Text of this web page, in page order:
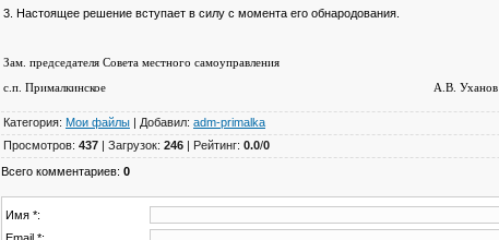
3. Настоящее решение вступает в силу с момента его обнародования.
Зам. председателя Совета местного самоуправления
с.п. Прималкинское А.В. Уханов
Категория: Мои файлы | Добавил: adm-primalka
Просмотров: 437 | Загрузок: 246 | Рейтинг: 0.0/0
Всего комментариев: 0
Имя *: